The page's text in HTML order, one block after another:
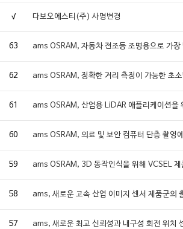
√ 다보오에스티(주) 사명변경
63 ams OSRAM, 자동차 전조등 조명용으로 가장
62 ams OSRAM, 정확한 거리 측정이 가능한
61 ams OSRAM, 산업용 LiDAR 애플리케이션을
60 ams OSRAM, 의료 및 보안 컴퓨터 단층 촬영
59 ams OSRAM, 3D 동작인식을 위해 VCSEL 제
58 ams, 새로운 고속 산업 이미지 센서 제품군의
57 ams, 새로운 최고 신뢰성과 내구성 회전 위치